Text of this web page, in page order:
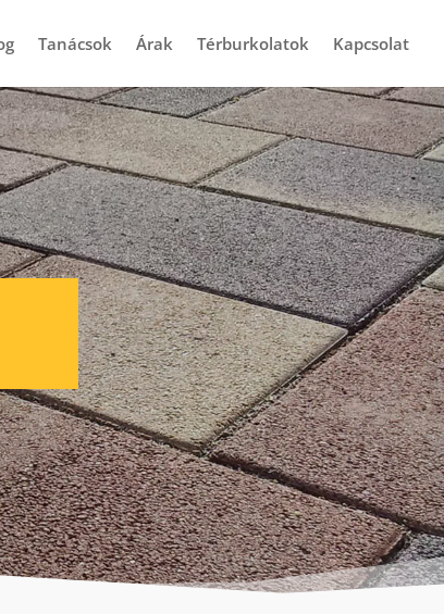
Tanácsok Árak Térburkolatok Kapcsolat